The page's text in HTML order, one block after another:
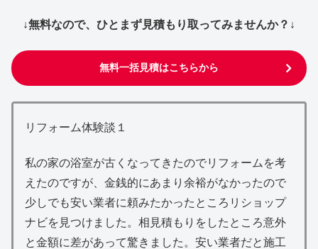
↓無料なので、ひとまず見積もり取ってみませんか？↓
無料一括見積はこちらから
リフォーム体験談１
私の家の浴室が古くなってきたのでリフォームを考
えたのですが、金銭的にあまり余裕がなかったので
少しでも安い業者に頼みたかったところリショップ
ナビを見つけました。相見積もりをしたところ意外
と金額に差があって驚きました。安い業者だと施工